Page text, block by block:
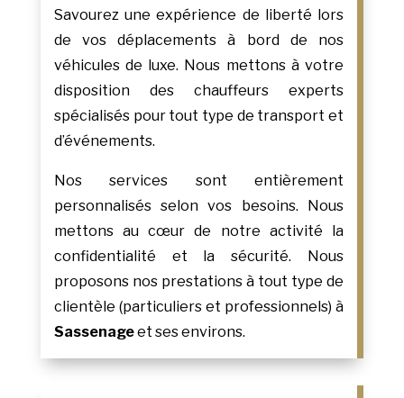
Savourez une expérience de liberté lors
de vos déplacements à bord de nos
véhicules de luxe. Nous mettons à votre
disposition des chauffeurs experts
spécialisés pour tout type de transport et
d’événements.
Nos services sont entièrement
personnalisés selon vos besoins. Nous
mettons au cœur de notre activité la
confidentialité et la sécurité. Nous
proposons nos prestations à tout type de
clientèle (particuliers et professionnels) à
Sassenageet ses environs.